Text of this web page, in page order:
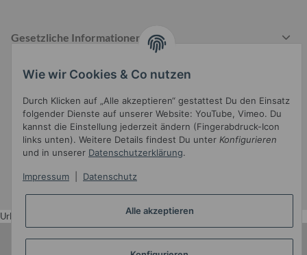
Gesetzliche Informationen
Widerrufsbutton
* Alle Preise inkl. gesetzlicher USt.
• Powered byJTL-Shop • JTL5-Template mit von Templatix
Wie wir Cookies & Co nutzen
Durch Klicken auf „Alle akzeptieren“ gestattest Du den Einsatz
folgender Dienste auf unserer Website: YouTube, Vimeo. Du
kannst die Einstellung jederzeit ändern (Fingerabdruck-Icon
links unten). Weitere Details findest Du unter Konfigurieren
und in unserer Datenschutzerklärung.
Impressum Datenschutz
Alle akzeptieren
Urlaub